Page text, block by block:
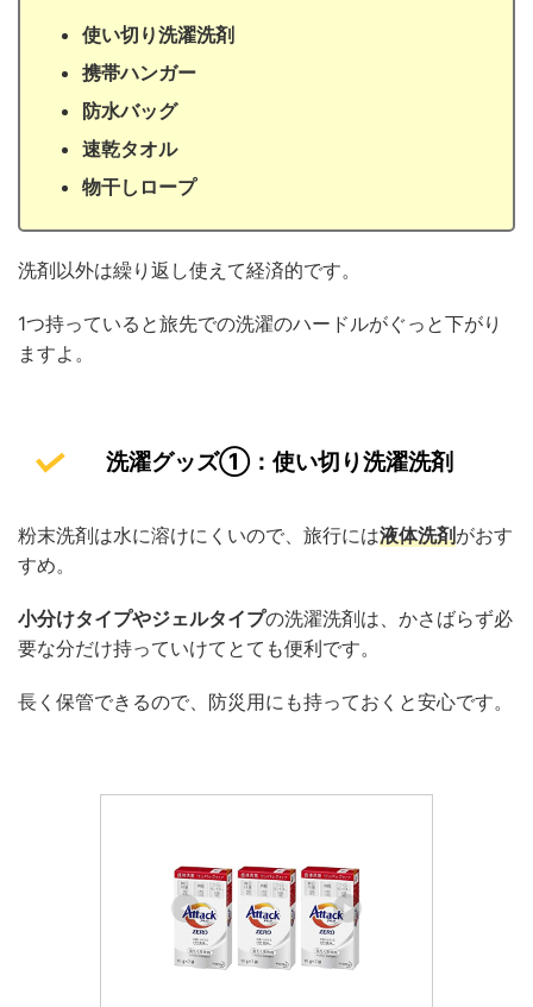
使い切り洗濯洗剤
携帯ハンガー
防水バッグ
速乾タオル
物干しロープ
洗剤以外は繰り返し使えて経済的です。
1つ持っていると旅先での洗濯のハードルがぐっと下がり
ますよ。
洗濯グッズ①：使い切り洗濯洗剤
粉末洗剤は水に溶けにくいので、旅行には液体洗剤がおす
すめ。
小分けタイプやジェルタイプの洗濯洗剤は、かさばらず必
要な分だけ持っていけてとても便利です。
長く保管できるので、防災用にも持っておくと安心です。